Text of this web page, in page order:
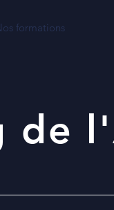
formations
de